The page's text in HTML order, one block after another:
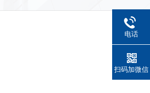
电话
扫码加微信